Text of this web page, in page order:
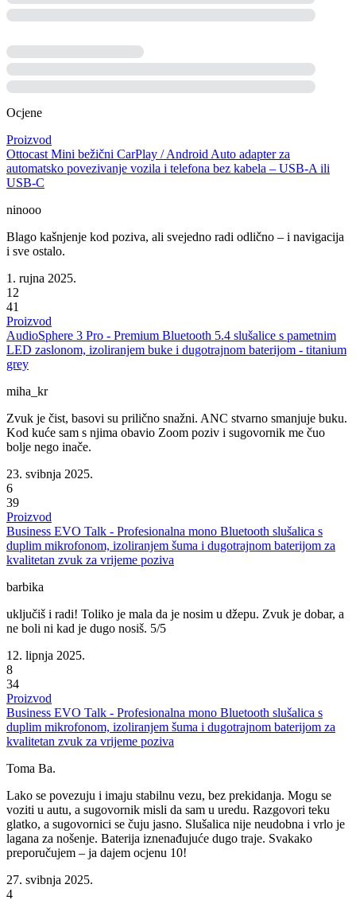
Ocjene
Proizvod
Ottocast Mini bežični CarPlay / Android Auto adapter za
automatsko povezivanje vozila i telefona bez kabela – USB-A ili
USB-C
ninooo
Blago kašnjenje kod poziva, ali svejedno radi odlično – i navigacija
i sve ostalo.
1. rujna 2025.
12
41
Proizvod
AudioSphere 3 Pro - Premium Bluetooth 5.4 slušalice s pametnim
LED zaslonom, izoliranjem buke i dugotrajnom baterijom - titanium
grey
miha_kr
Zvuk je čist, basovi su prilično snažni. ANC stvarno smanjuje buku.
Kod kuće sam s njima obavio Zoom poziv i sugovornik me čuo
bolje nego inače.
23. svibnja 2025.
6
39
Proizvod
Business EVO Talk - Profesionalna mono Bluetooth slušalica s
duplim mikrofonom, izoliranjem šuma i dugotrajnom baterijom za
kvalitetan zvuk za vrijeme poziva
barbika
uključiš i radi! Toliko je mala da je nosim u džepu. Zvuk je dobar, a
ne boli ni kad je dugo nosiš. 5/5
12. lipnja 2025.
8
34
Proizvod
Business EVO Talk - Profesionalna mono Bluetooth slušalica s
duplim mikrofonom, izoliranjem šuma i dugotrajnom baterijom za
kvalitetan zvuk za vrijeme poziva
Toma Ba.
Lako se povezuju i imaju stabilnu vezu, bez prekidanja. Mogu se
voziti u autu, a sugovornik misli da sam u uredu. Razgovori teku
glatko, a sugovornici se čuju jasno. Slušalica nije neudobna i vrlo je
lagana za nošenje. Baterija iznenađujuće dugo traje. Svakako
preporučujem – ja dajem ocjenu 10!
27. svibnja 2025.
4